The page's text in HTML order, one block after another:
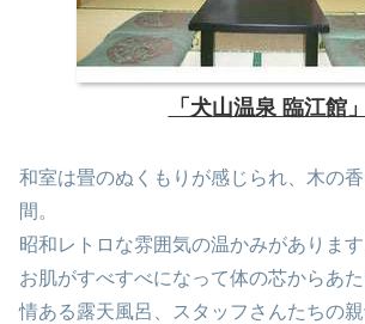
「犬山温泉 臨江館」
和室は畳のぬくもりが感じられ、木の
間。
昭和レトロな雰囲気の温かみがあります
お肌がすべすべになって体の芯からあ
情ある露天風呂、スタッフさんたちの